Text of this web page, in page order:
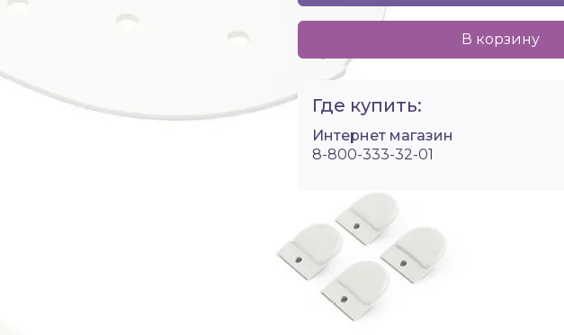
В корзину
Где купить:
Интернет магазин
8-800-333-32-01